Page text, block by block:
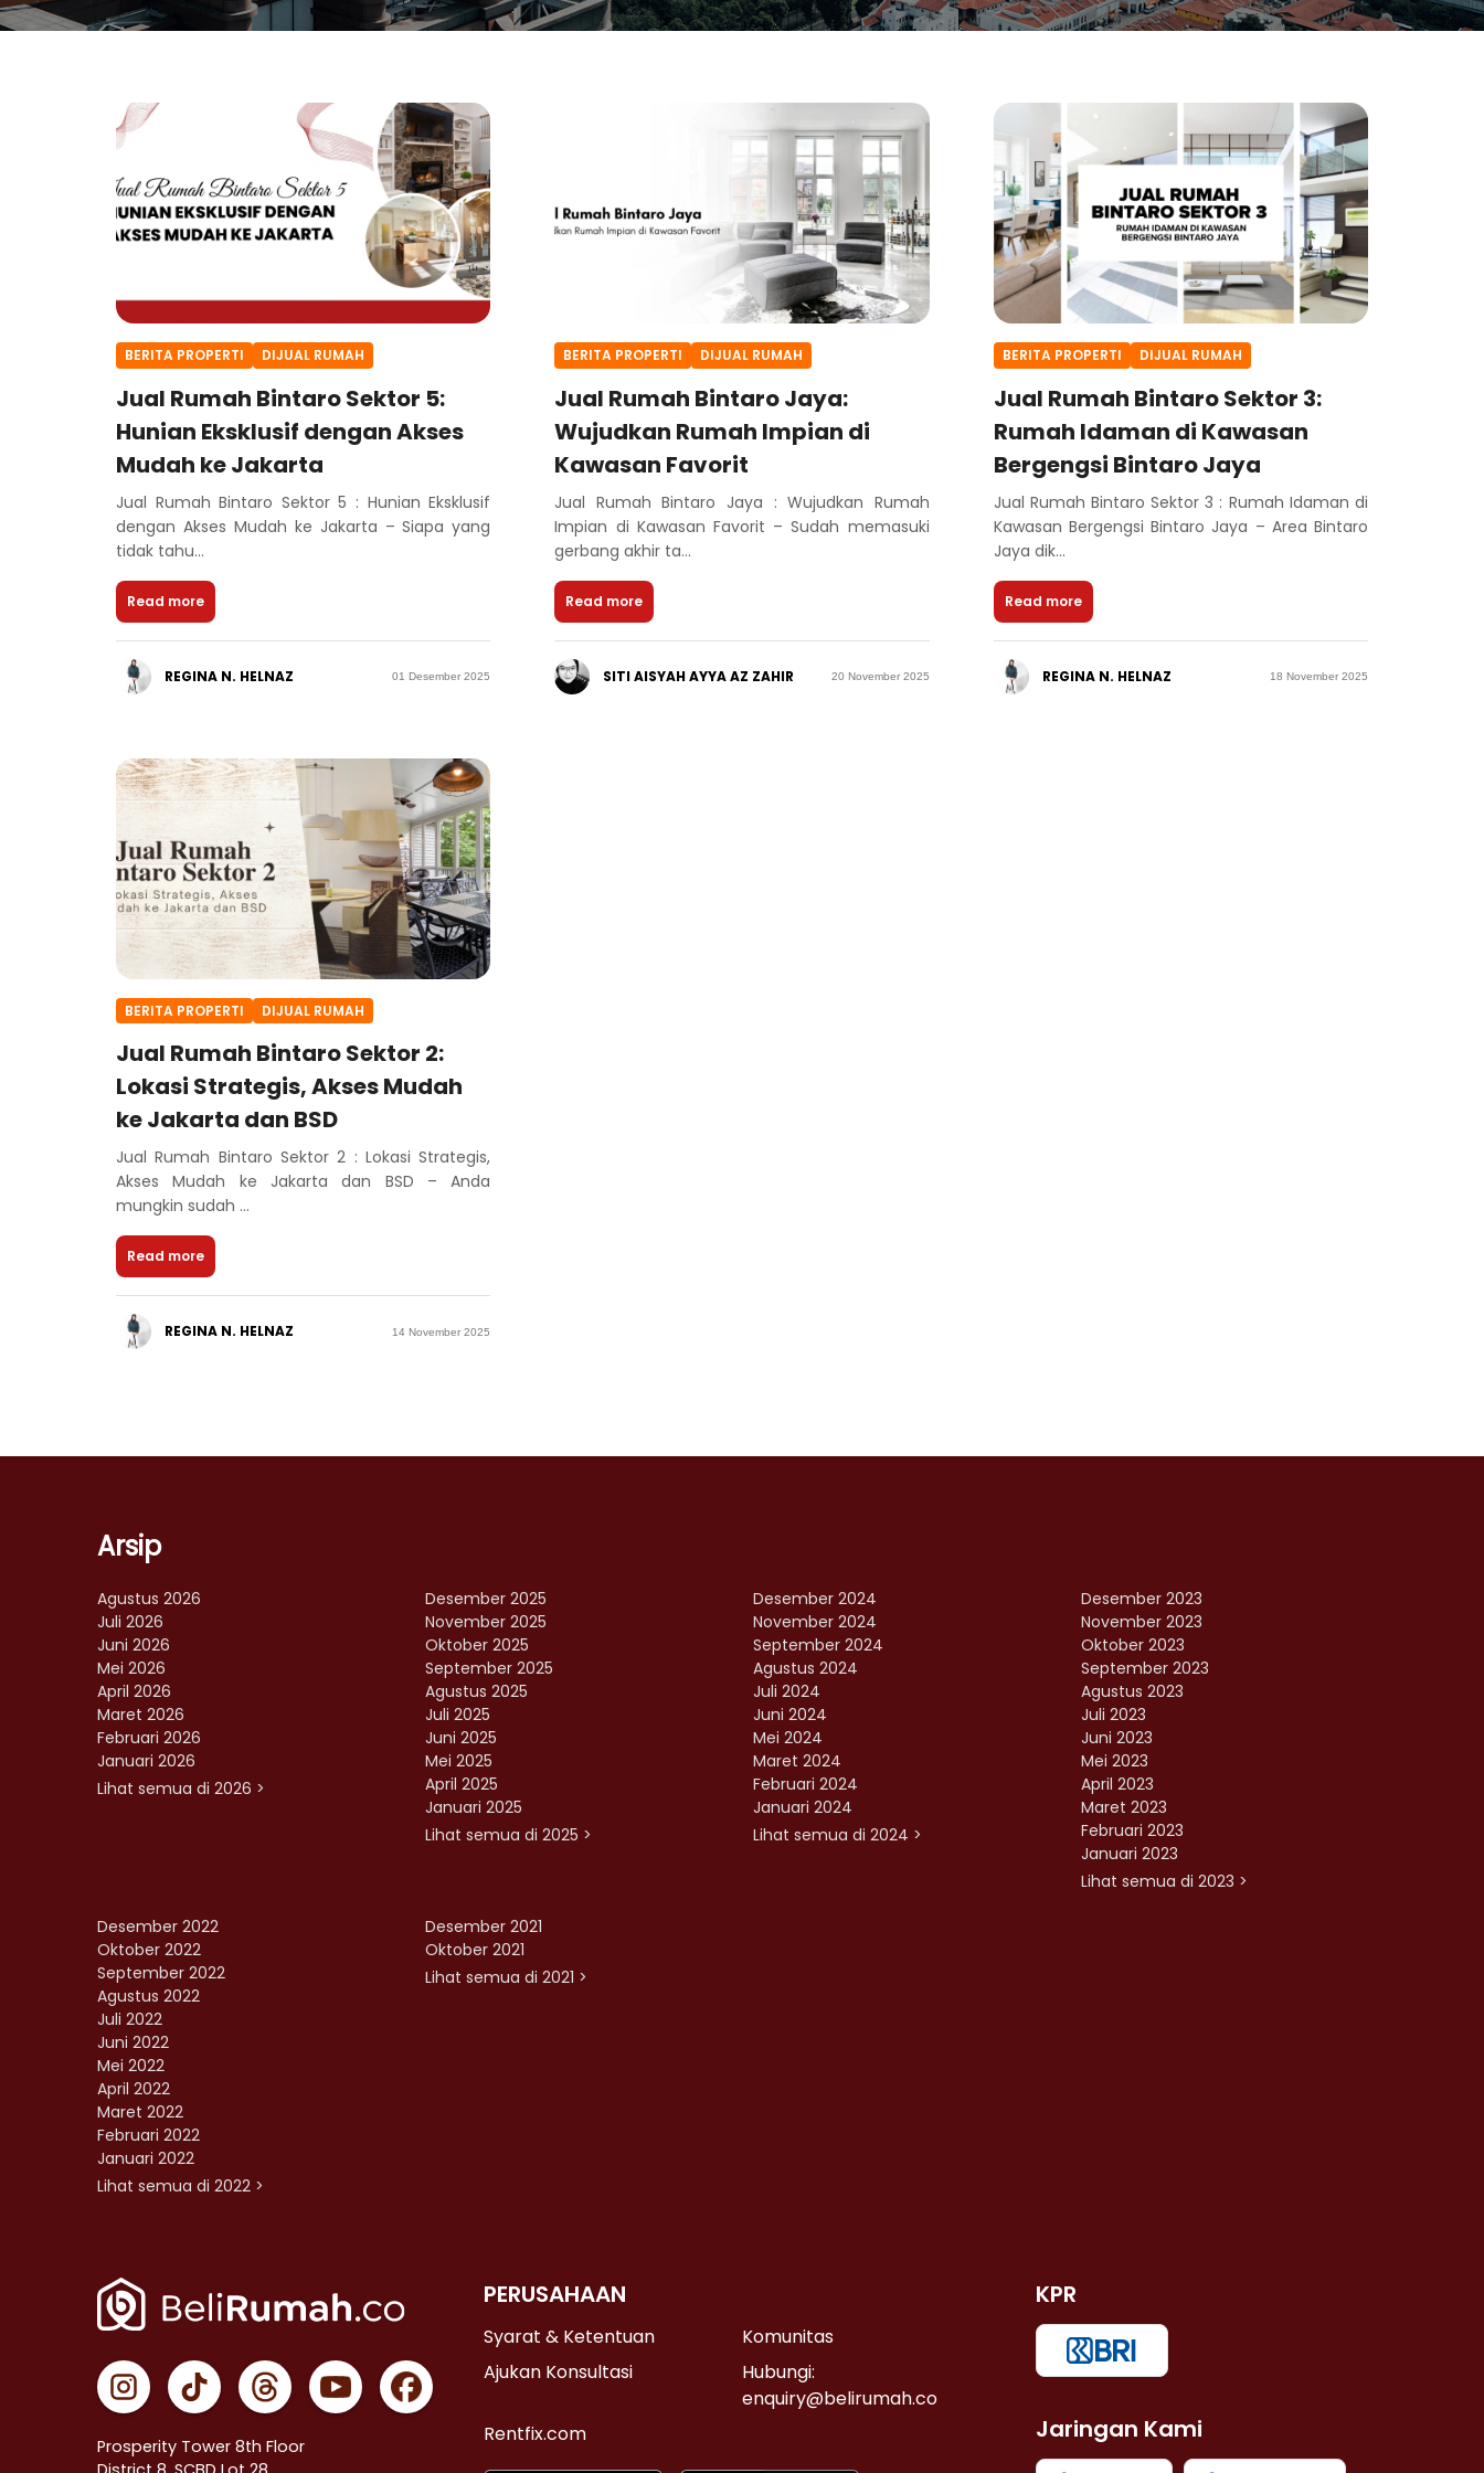
BERITA PROPERTI DIJUAL RUMAH
Jual Rumah Bintaro Sektor 5:
Hunian Eksklusif dengan Akses
Mudah ke Jakarta
Jual Rumah Bintaro Sektor 5 : Hunian Eksklusif
dengan Akses Mudah ke Jakarta – Siapa yang
tidak tahu...
Read more
REGINA N. HELNAZ 01 Desember 2025
BERITA PROPERTI DIJUAL RUMAH
Jual Rumah Bintaro Jaya:
Wujudkan Rumah Impian di
Kawasan Favorit
Jual Rumah Bintaro Jaya : Wujudkan Rumah
Impian di Kawasan Favorit – Sudah memasuki
gerbang akhir ta...
Read more
SITI AISYAH AYYA AZ ZAHIR 20 November 2025
BERITA PROPERTI DIJUAL RUMAH
Jual Rumah Bintaro Sektor 3:
Rumah Idaman di Kawasan
Bergengsi Bintaro Jaya
Jual Rumah Bintaro Sektor 3 : Rumah Idaman di
Kawasan Bergengsi Bintaro Jaya – Area Bintaro
Jaya dik...
Read more
REGINA N. HELNAZ 18 November 2025
BERITA PROPERTI DIJUAL RUMAH
Jual Rumah Bintaro Sektor 2:
Lokasi Strategis, Akses Mudah
ke Jakarta dan BSD
Jual Rumah Bintaro Sektor 2 : Lokasi Strategis,
Akses Mudah ke Jakarta dan BSD – Anda
mungkin sudah ...
Read more
REGINA N. HELNAZ 14 November 2025
Arsip
Agustus 2026
Juli 2026
Juni 2026
Mei 2026
April 2026
Maret 2026
Februari 2026
Januari 2026
Lihat semua di 2026 >
Desember 2025
November 2025
Oktober 2025
September 2025
Agustus 2025
Juli 2025
Juni 2025
Mei 2025
April 2025
Januari 2025
Lihat semua di 2025 >
Desember 2024
November 2024
September 2024
Agustus 2024
Juli 2024
Juni 2024
Mei 2024
Maret 2024
Februari 2024
Januari 2024
Lihat semua di 2024 >
Desember 2023
November 2023
Oktober 2023
September 2023
Agustus 2023
Juli 2023
Juni 2023
Mei 2023
April 2023
Maret 2023
Februari 2023
Januari 2023
Lihat semua di 2023 >
Desember 2022
Oktober 2022
September 2022
Agustus 2022
Juli 2022
Juni 2022
Mei 2022
April 2022
Maret 2022
Februari 2022
Januari 2022
Lihat semua di 2022 >
Desember 2021
Oktober 2021
Lihat semua di 2021 >
Prosperity Tower 8th Floor
PERUSAHAAN
Syarat & Ketentuan
Komunitas
Ajukan Konsultasi
Hubungi:
enquiry@belirumah.co
Rentfix.com
KPR
Jaringan Kami